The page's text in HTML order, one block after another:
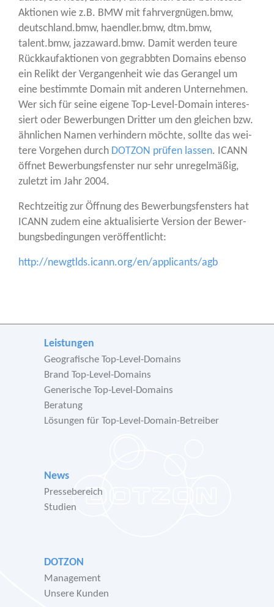
Aktio­nen wie z.B. BMW mit fahrvergnügen.bmw,
deutschland.bmw, haendler.bmw, dtm.bmw,
talent.bmw, jazzaward.bmw. Damit wer­den teu­re
Rück­kauf­ak­tio­nen von gegrabb­ten Domains eben­so
ein Relikt der Ver­gan­gen­heit wie das Geran­gel um
eine bestimm­te Domain mit ande­ren Unter­neh­men.
Wer sich für sei­ne eige­ne Top-Level-Domain inter­es­
siert oder Bewer­bun­gen Drit­ter um den glei­chen bzw.
ähn­li­chen Namen ver­hin­dern möch­te, soll­te das wei­
te­re Vor­ge­hen durch DOTZON prü­fen las­sen. ICANN
öff­net Bewer­bungs­fens­ter nur sehr unre­gel­mä­ßig,
zuletzt im Jahr 2004.
Recht­zei­tig zur Öff­nung des Bewer­bungs­fens­ters hat
ICANN zudem eine aktua­li­sier­te Ver­si­on der Bewer­
bungs­be­din­gun­gen veröffentlicht:
http://newgtlds.icann.org/en/applicants/agb
Leistungen
Geografische Top-Level-Domains
Brand Top-Level-Domains
Generische Top-Level-Domains
Beratung
Lösungen für Top-Level-Domain-Betreiber
News
Pressebereich
Studien
DOTZON
Management
Unsere Kunden